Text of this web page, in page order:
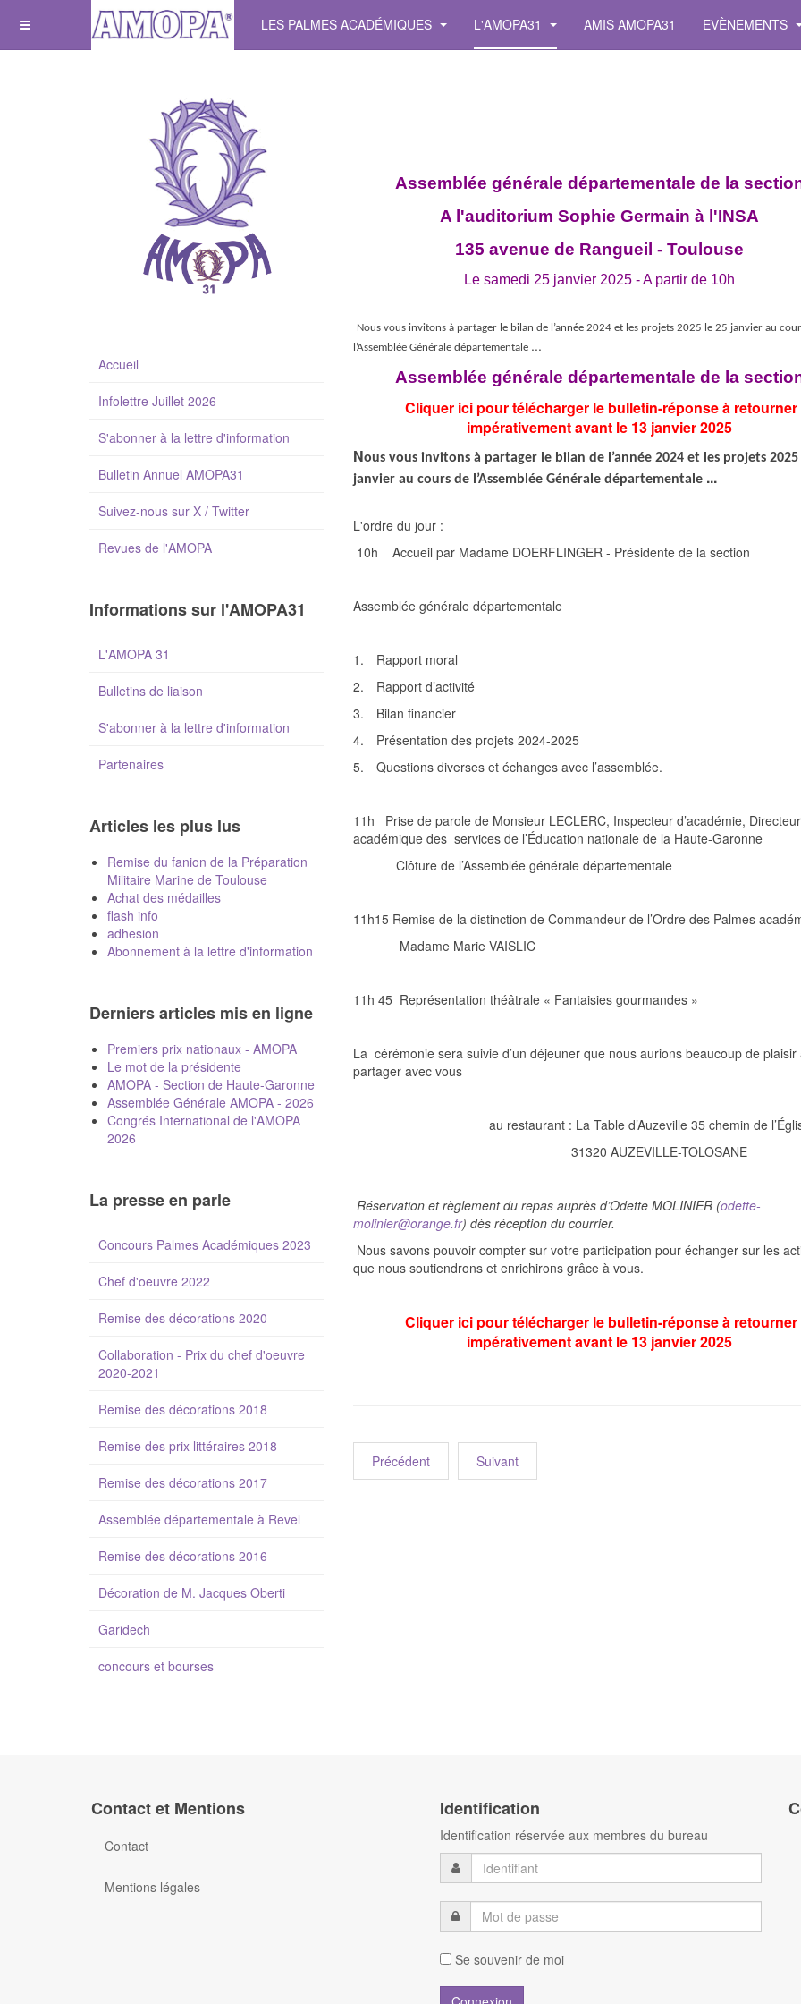
LES PALMES ACADÉMIQUES L'AMOPA31 AMIS AMOPA31 EVÈNEMENTS
Assemblée générale départementale de la
A l'auditorium Sophie Germain à l'INSA
135 avenue de Rangueil - Toulouse
Le samedi 25 janvier 2025 - A partir de 10h
Nous vous invitons à partager le bilan de l’année 2024 et les projets 2025 le 25 janvier au
l’Assemblée Générale départementale ...
Assemblée générale départementale de la
Cliquer ici pour télécharger le bulletin-réponse à retourner
impérativement avant le 13 janvier 2025
Nous vous invitons à partager le bilan de l’année 2024 et les projets 2025
janvier au cours de l’Assemblée Générale départementale ...
L'ordre du jour :
10h
Accueil par Madame DOERFLINGER - Présidente de la section
Assemblée générale départementale
1.
Rapport moral
2.
Rapport d’activité
3.
Bilan financier
4.
Présentation des projets 2024-2025
5.
Questions diverses et échanges avec l’assemblée.
11h
Prise de parole de Monsieur LECLERC, Inspecteur d’académie, Directeur
académique des services de l’Éducation nationale de la Haute-Garonne
Clôture de l’Assemblée générale départementale
11h15 Remise de la distinction de Commandeur de l’Ordre des Palmes
Madame Marie VAISLIC
11h 45 Représentation théâtrale « Fantaisies gourmandes »
La cérémonie sera suivie d’un déjeuner que nous aurions beaucoup de plaisir
partager avec vous
au restaurant : La Table d’Auzeville 35 chemin de
31320 AUZEVILLE-TOLOSANE
Réservation et règlement du repas auprès d’Odette MOLINIER (odette-
molinier@orange.fr) dès réception du courrier.
Nous savons pouvoir compter sur votre participation pour échanger sur les
que nous soutiendrons et enrichirons grâce à vous.
Cliquer ici pour télécharger le bulletin-réponse à retourner
impérativement avant le 13 janvier 2025
Précédent Suivant
Accueil
Infolettre Juillet 2026
S'abonner à la lettre d'information
Bulletin Annuel AMOPA31
Suivez-nous sur X / Twitter
Revues de l'AMOPA
Informations sur l'AMOPA31
L'AMOPA 31
Bulletins de liaison
S'abonner à la lettre d'information
Partenaires
Articles les plus lus
Remise du fanion de la Préparation
Militaire Marine de Toulouse
Achat des médailles
flash info
adhesion
Abonnement à la lettre d'information
Derniers articles mis en ligne
Premiers prix nationaux - AMOPA
Le mot de la présidente
AMOPA - Section de Haute-Garonne
Assemblée Générale AMOPA - 2026
Congrés International de l'AMOPA
2026
La presse en parle
Concours Palmes Académiques 2023
Chef d'oeuvre 2022
Remise des décorations 2020
Collaboration - Prix du chef d'oeuvre
2020-2021
Remise des décorations 2018
Remise des prix littéraires 2018
Remise des décorations 2017
Assemblée départementale à Revel
Remise des décorations 2016
Décoration de M. Jacques Oberti
Garidech
concours et bourses
Contact et Mentions
Contact
Mentions légales
Identification
Identification réservée aux membres du bureau
Se souvenir de moi